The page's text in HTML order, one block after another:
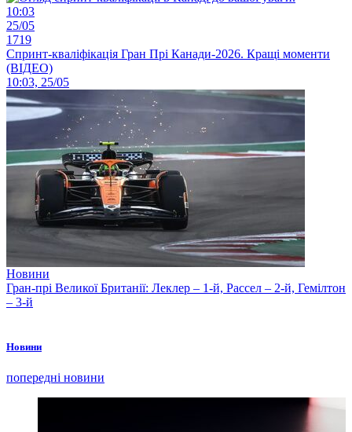
10:03
25/05
1719
Спринт-кваліфікація Гран Прі Канади-2026. Кращі моменти
(ВІДЕО)
10:03, 25/05
Новини
Гран-прі Великої Британії: Леклер – 1-й, Рассел – 2-й, Гемілтон
– 3-й
Новини
попередні новини